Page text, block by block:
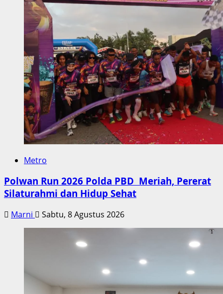
Metro
Polwan Run 2026 Polda PBD Meriah, Pererat
Silaturahmi dan Hidup Sehat
Marni Sabtu, 8 Agustus 2026